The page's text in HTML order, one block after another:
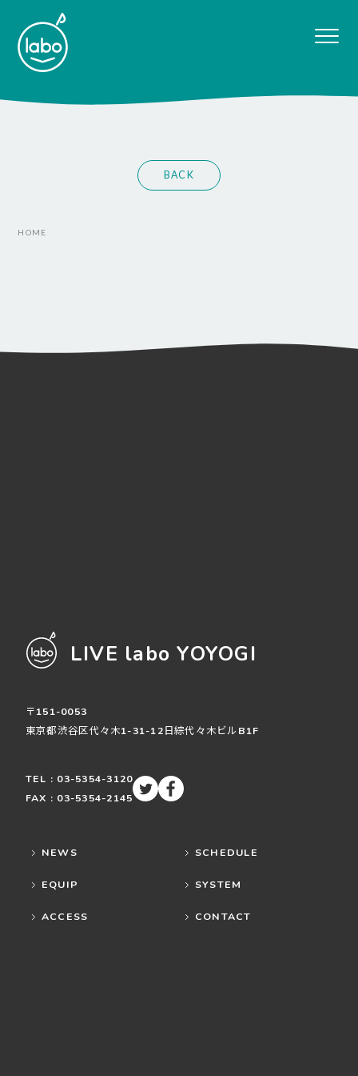
BACK
HOME
LIVE labo YOYOGI
〒151-0053
東京都渋谷区代々木1-31-12日綜代々木ビルB1F
TEL : 03-5354-3120
FAX : 03-5354-2145
NEWS SCHEDULE
EQUIP SYSTEM
ACCESS CONTACT